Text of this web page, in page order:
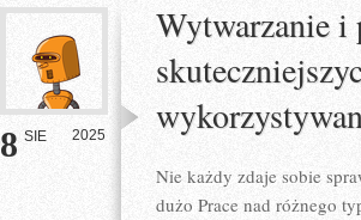
8 SIE 2025
Wytwarzanie i
Nie każdy zdaje sobie
dużo Prace nad różnego